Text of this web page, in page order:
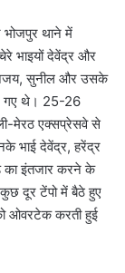
भोजपुर थाने में
भाइयों देवेंद्र और
अजय, सुनील और उसके
गए थे। 25-26
मेरठ एक्सप्रेसवे से
भाई देवेंद्र, हरेंद्र
का इंतजार करने के
दूर टेंपो में बैठे हुए
ओवरटेक करती हुई